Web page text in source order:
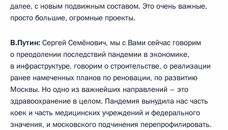
далее, с новым подвижным составом. Это очень важные,
просто большие, огромные проекты.
В.Путин: Сергей Семёнович, мы с Вами сейчас говорим
о преодолении последствий пандемии в экономике,
в инфраструктуре, говорим о строительстве, о реализации
ранее намеченных планов по реновации, по развитию
Москвы. Но одно из важнейших направлений – это
здравоохранение в целом. Пандемия вынудила нас часть
коек и часть медицинских учреждений и федерального
значения, и московского подчинения перепрофилировать.